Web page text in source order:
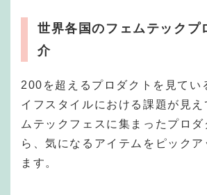
世界各国のフェムテックプ
介
200を超えるプロダクトを見てい
イフスタイルにおける課題が見え
ムテックフェスに集まったプロ
ら、気になるアイテムをピックア
ます。